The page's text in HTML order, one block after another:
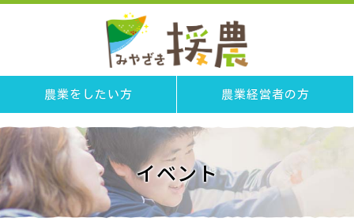
農業をしたい方 農業経営者の方
イベント